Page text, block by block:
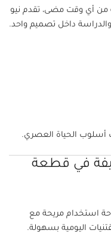
من أي وقت مضى، تقدم نيو
والدراسة داخل تصميم واحد.
أسلوب الحياة العصري.
في قطعة
استخدام مريحة مع
اليومية بسهولة.